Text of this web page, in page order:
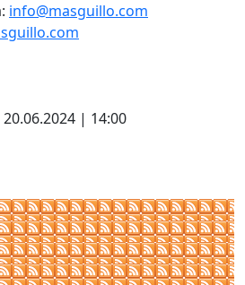
info@masguillo.com
| 14:00